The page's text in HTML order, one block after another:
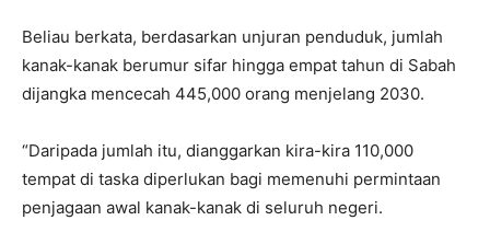
Beliau berkata, berdasarkan unjuran penduduk, jumlah
kanak-kanak berumur sifar hingga empat tahun di Sabah
dijangka mencecah 445,000 orang menjelang 2030.
“Daripada jumlah itu, dianggarkan kira-kira 110,000
tempat di taska diperlukan bagi memenuhi permintaan
penjagaan awal kanak-kanak di seluruh negeri.